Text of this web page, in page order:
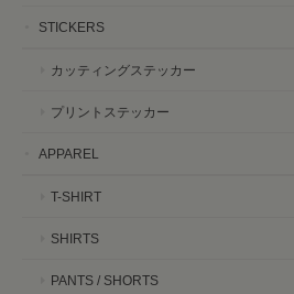
STICKERS
カッティングステッカー
プリントステッカー
APPAREL
T-SHIRT
SHIRTS
PANTS / SHORTS